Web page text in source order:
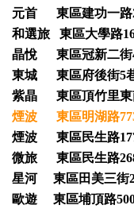
元首 東區建功一路
和選旅 東區大學路
晶悅 東區冠新二街
東城 東區府後街5
紫晶 東區頂竹里東
煙波 東區明湖
煙波 東區民生
微旅 東區民生路
星河 東區田美三街
歐遊 東區埔頂